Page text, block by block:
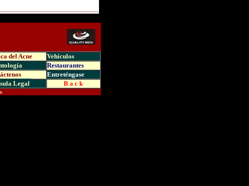
del Acne
Vehículos
Restaurantes
Entreténgase
Legal B a c k